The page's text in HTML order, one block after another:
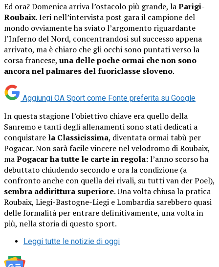
Ed ora? Domenica arriva l’ostacolo più grande, laParigi-
Roubaix. Ieri nell’intervista post gara il campione del
mondo ovviamente ha sviato l’argomento riguardante
l’Inferno del Nord, concentrandosi sul successo appena
arrivato, ma è chiaro che gli occhi sono puntati verso la
corsa francese, una delle poche ormai che non sono
ancora nel palmares del fuoriclasse sloveno.
Aggiungi OA Sport come Fonte preferita su Google
In questa stagione l’obiettivo chiave era quello della
Sanremo e tanti degli allenamenti sono stati dedicati a
conquistare la Classicissima, diventata ormai tabù per
Pogacar. Non sarà facile vincere nel velodromo di Roubaix,
maPogacar ha tutte le carte in regola: l’anno scorso ha
debuttato chiudendo secondo e ora la condizione (a
confronto anche con quella dei rivali, su tutti van der Poel),
sembra addirittura superiore. Una volta chiusa la pratica
Roubaix, Liegi-Bastogne-Liegi e Lombardia sarebbero quasi
delle formalità per entrare definitivamente, una volta in
più, nella storia di questo sport.
Leggi tutte le notizie di oggi